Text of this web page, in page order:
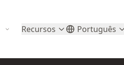
Recursos Português